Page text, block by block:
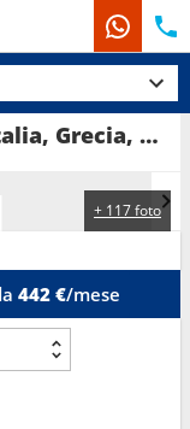
Crociera MSC World Europa: Italia, Grecia, Turchia, Cipro, Egitto, Oman, Qatar, Emirati Arabi Uniti in partenza da Genova
+ 117 foto
442 €/mese